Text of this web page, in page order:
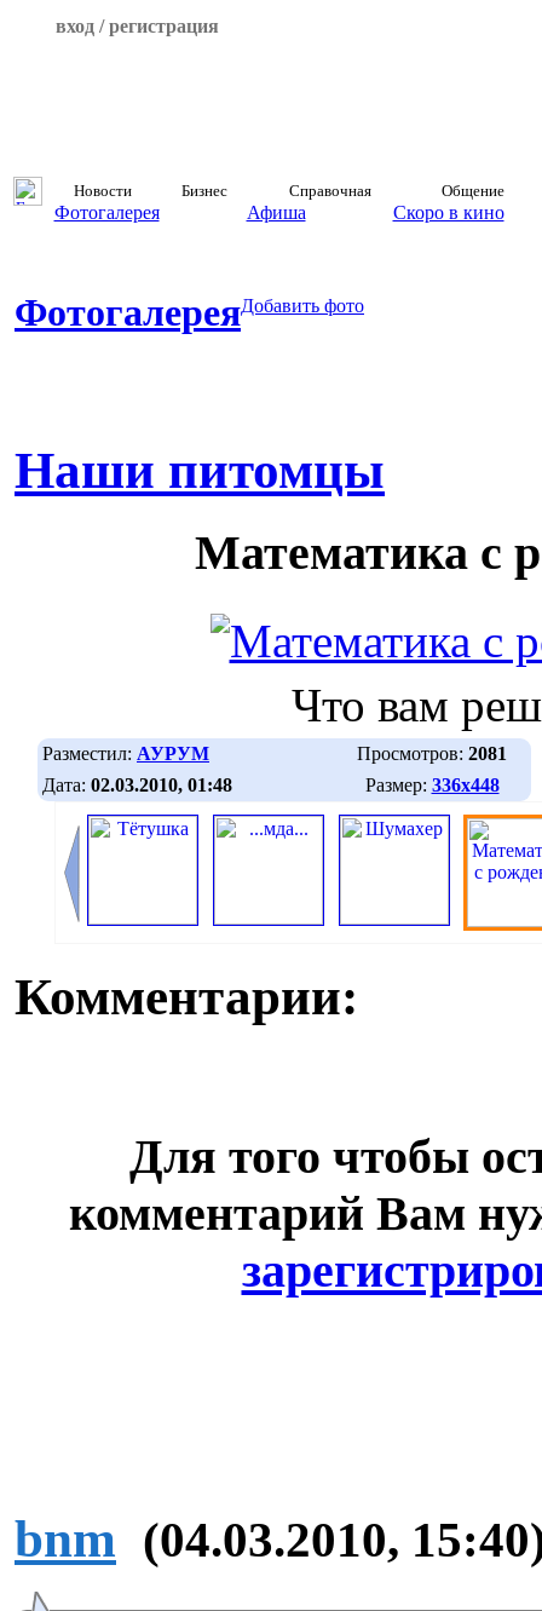
вход / регистрация
Новости Бизнес Справочная Общение
Фотогалерея Афиша Скоро в кино
ФотогалереяДобавить фото
Наши питомцы
Математика с
Что вам
Разместил: АУРУМ Просмотров: 2081
Дата: 02.03.2010, 01:48 Размер: 336х448
Комментарии:
Для того чтобы
комментарий Вам
bnm (04.03.2010,